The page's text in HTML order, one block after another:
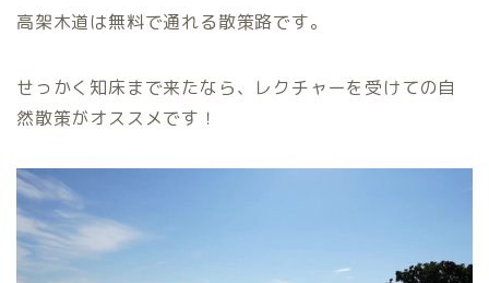
高架木道は無料で通れる散策路です。
せっかく知床まで来たなら、レクチャーを受けての自
然散策がオススメです！